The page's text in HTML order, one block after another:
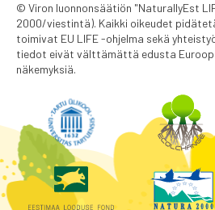
© Viron luonnonsäätiön "NaturallyEst
2000/viestintä). Kaikki oikeudet
toimivat EU LIFE -ohjelma sekä
tiedot eivät välttämättä edusta
näkemyksiä.